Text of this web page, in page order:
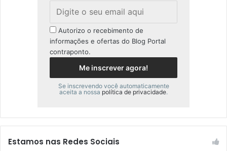
Autorizo o recebimento de
informações e ofertas do Blog Portal
contraponto.
Se inscrevendo você automaticamente
aceita a nossa política de privacidade.
Estamos nas Redes Sociais